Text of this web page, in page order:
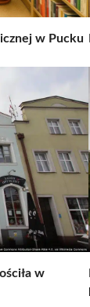
w Pucku
w